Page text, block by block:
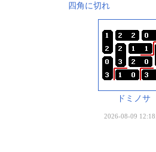
四角に切れ
ドミノサ
2026-08-09